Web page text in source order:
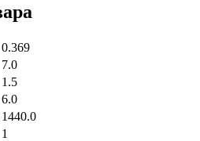
0.369
7.0
1.5
6.0
1440.0
1